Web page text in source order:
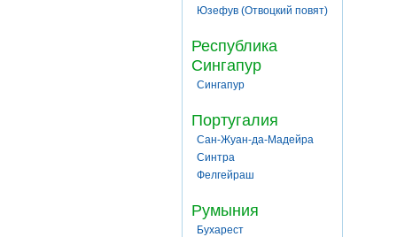
Юзефув (Отвоцкий повят)
Республика
Сингапур
Сингапур
Португалия
Сан-Жуан-да-Мадейра
Синтра
Фелгейраш
Румыния
Бухарест